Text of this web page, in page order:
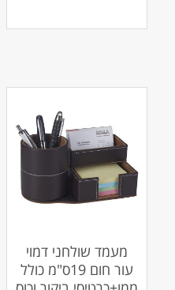
מעמד שולחני דמוי
עור חום 19ס"מ כולל